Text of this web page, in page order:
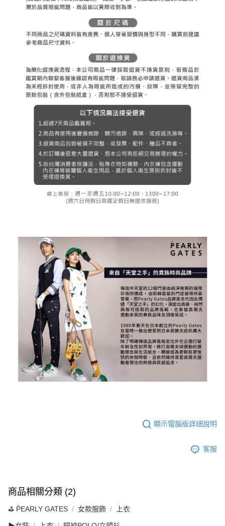
顯示電腦版詳細說明
客服
商品相關分類 (2)
⛳️ ṔEARLY GATES 女款服飾 上衣